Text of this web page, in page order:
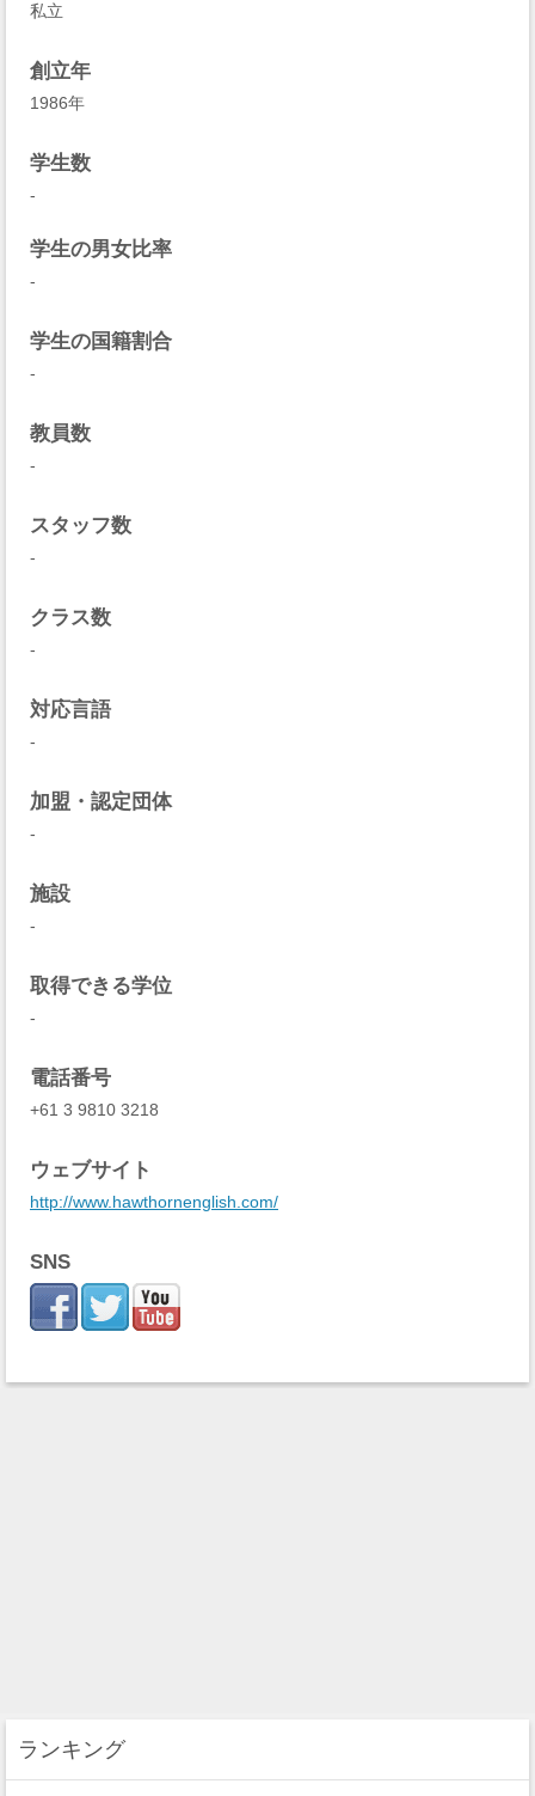
私立
創立年
1986年
学生数
-
学生の男女比率
-
学生の国籍割合
-
教員数
-
スタッフ数
-
クラス数
-
対応言語
-
加盟・認定団体
-
施設
-
取得できる学位
-
電話番号
+61 3 9810 3218
ウェブサイト
http://www.hawthornenglish.com/
SNS
ランキング